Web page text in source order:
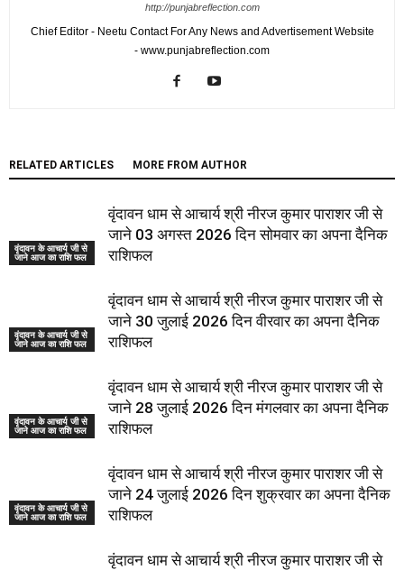
http://punjabreflection.com
Chief Editor - Neetu Contact For Any News and Advertisement Website
- www.punjabreflection.com
RELATED ARTICLES MORE FROM AUTHOR
वृंदावन के आचार्य जी से
जाने आज का राशि फल
वृंदावन धाम से आचार्य श्री नीरज कुमार पाराशर जी से
जाने 03 अगस्त 2026 दिन सोमवार का अपना दैनिक
राशिफल
वृंदावन के आचार्य जी से
जाने आज का राशि फल
वृंदावन धाम से आचार्य श्री नीरज कुमार पाराशर जी से
जाने 30 जुलाई 2026 दिन वीरवार का अपना दैनिक
राशिफल
वृंदावन के आचार्य जी से
जाने आज का राशि फल
वृंदावन धाम से आचार्य श्री नीरज कुमार पाराशर जी से
जाने 28 जुलाई 2026 दिन मंगलवार का अपना दैनिक
राशिफल
वृंदावन के आचार्य जी से
जाने आज का राशि फल
वृंदावन धाम से आचार्य श्री नीरज कुमार पाराशर जी से
जाने 24 जुलाई 2026 दिन शुक्रवार का अपना दैनिक
राशिफल
वृंदावन धाम से आचार्य श्री नीरज कुमार पाराशर जी से